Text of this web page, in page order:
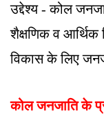
उद्देश्य - कोल
शैक्षणिक व
विकास के लिए
कोल जनजाति के